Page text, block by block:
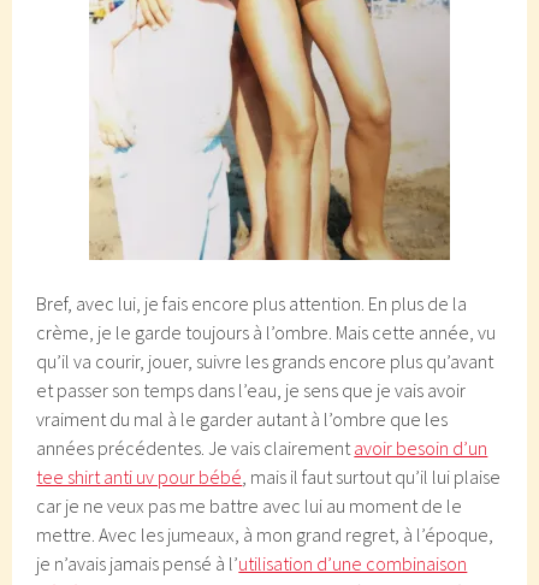
Bref, avec lui, je fais encore plus attention. En plus de la
crème, je le garde toujours à l’ombre. Mais cette année, vu
qu’il va courir, jouer, suivre les grands encore plus qu’avant
et passer son temps dans l’eau, je sens que je vais avoir
vraiment du mal à le garder autant à l’ombre que les
années précédentes. Je vais clairementavoir besoin d’un
tee shirt anti uv pour bébé, mais il faut surtout qu’il lui plaise
car je ne veux pas me battre avec lui au moment de le
mettre. Avec les jumeaux, à mon grand regret, à l’époque,
je n’avais jamais pensé à l’utilisation d’une combinaison